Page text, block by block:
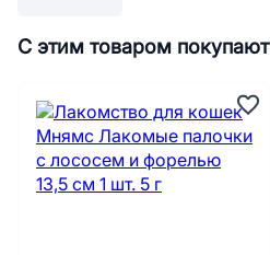
С этим товаром покупают